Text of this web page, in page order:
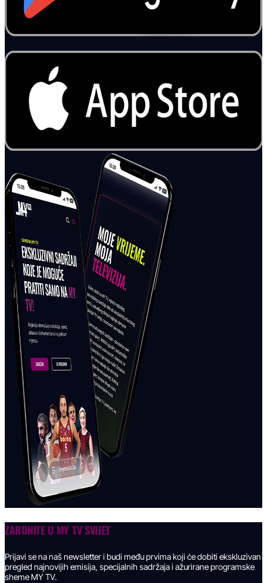
ZARONITE U MY TV SVIJET
Prijavi se na naš newsletter i budi među prvima koji će dobiti ekskluzivan
pregled najnovijih emisija, specijalnih sadržaja i ažurirane programske
sheme MY TV.